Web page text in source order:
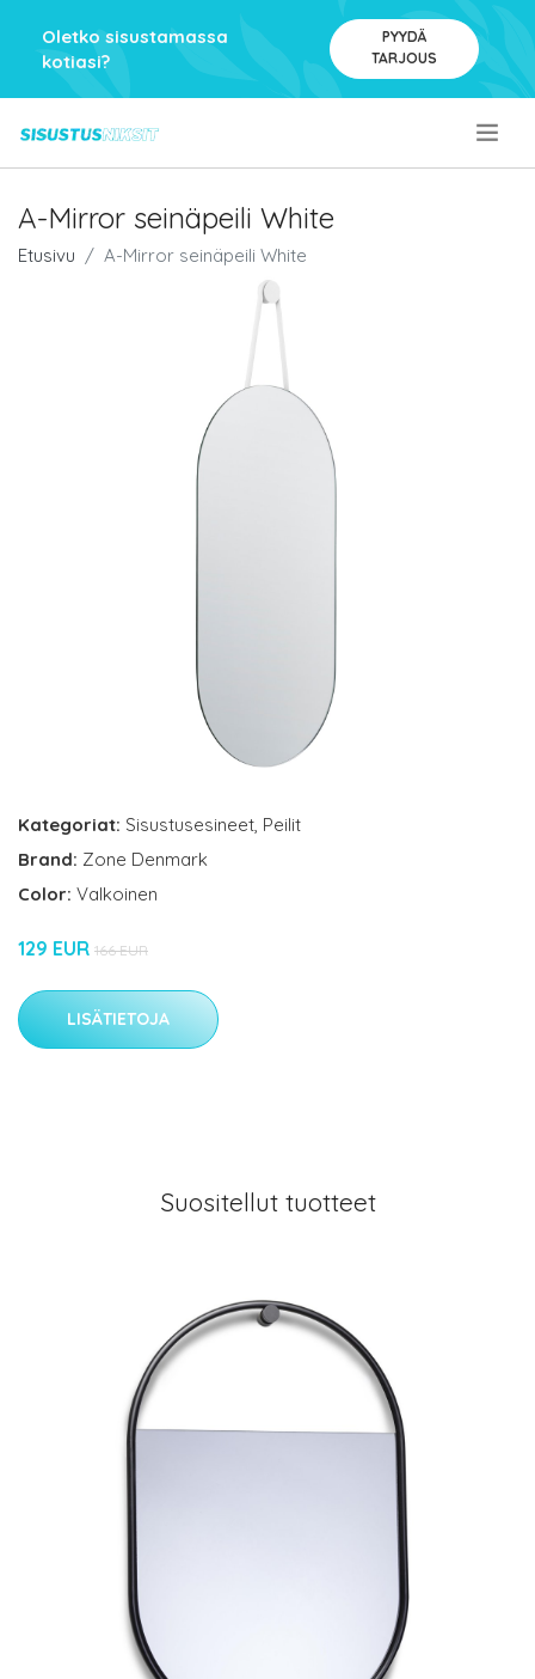
Oletko sisustamassa
kotiasi?
PYYDÄ
TARJOUS
A-Mirror seinäpeili White
Etusivu A-Mirror seinäpeili White
Kategoriat: Sisustusesineet, Peilit
Brand: Zone Denmark
Color: Valkoinen
129 EUR 166 EUR
LISÄTIETOJA
Suositellut tuotteet